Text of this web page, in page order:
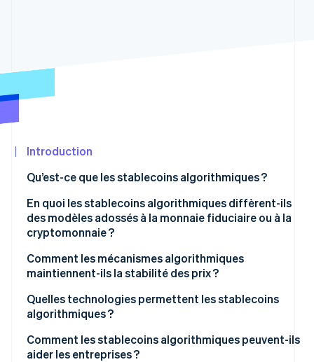
Climate
Vérification de l'identité
Stripe Sessions 2026
Découvrez comment Stripe construit l’infrastructure
Regarder la vidéo
Introduction
Qu’est-ce que les stablecoins algorithmiques ?
En quoi les stablecoins algorithmiques diffèrent-ils
des modèles adossés à la monnaie fiduciaire ou à la
cryptomonnaie ?
Les stablecoins adossés à des monnaies fiduciaires
Les stablecoins reposant sur un collatéral en
cryptomonnaie
Les stablecoins reposant sur des mécanismes
algorithmiques
Comment les mécanismes algorithmiques
maintiennent-ils la stabilité des prix ?
Systèmes de rebasage
Modèles à double token
Modèles hybrides ou fractionnaires
Quelles technologies permettent les stablecoins
algorithmiques ?
Comment les stablecoins algorithmiques peuvent-ils
aider les entreprises ?